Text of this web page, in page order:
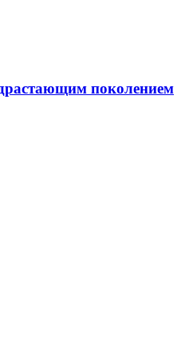
поколением